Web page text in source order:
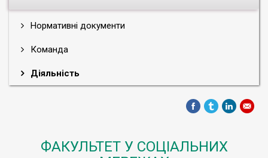
Нормативні документи
Команда
Діяльність
ФАКУЛЬТЕТ У СОЦІАЛЬНИХ